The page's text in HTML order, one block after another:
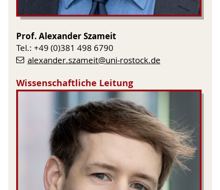
Prof. Alexander Szameit
Tel.: +49 (0)381 498 6790
alexander.szameit@uni-rostock.de
Wissenschaftliche Leitung